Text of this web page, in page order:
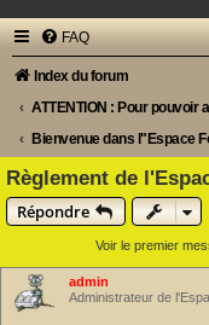
FAQ
Index du forum
ATTENTION : Pour
Bienvenue dans l"Espace
Règlement de
Répondre
Voir le premier
admin
Administrateur de